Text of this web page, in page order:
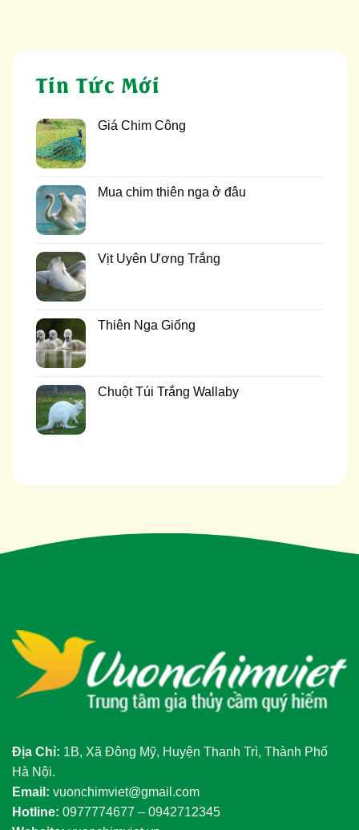
Tin Tức Mới
Giá Chim Công
Mua chim thiên nga ở đâu
Vịt Uyên Ương Trắng
Thiên Nga Giống
Chuột Túi Trắng Wallaby
Địa Chỉ: 1B, Xã Đông Mỹ, Huyện Thanh Trì, Thành Phố
Hà Nội.
Email: vuonchimviet@gmail.com
Hotline: 0977774677 – 0942712345